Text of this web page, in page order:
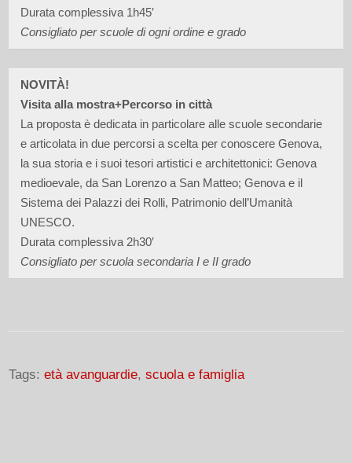
Durata complessiva 1h45′
Consigliato per scuole di ogni ordine e grado
NOVITÀ!
Visita alla mostra+Percorso in città
La proposta è dedicata in particolare alle scuole secondarie
e articolata in due percorsi a scelta per conoscere Genova,
la sua storia e i suoi tesori artistici e architettonici: Genova
medioevale, da San Lorenzo a San Matteo; Genova e il
Sistema dei Palazzi dei Rolli, Patrimonio dell’Umanità
UNESCO.
Durata complessiva 2h30′
Consigliato per scuola secondaria I e II grado
Tags:età avanguardie,scuola e famiglia